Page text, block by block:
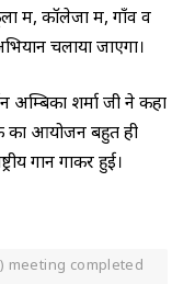
में, कॉलेजों में, गाँव व
चलाया जाएगा।
अम्बिका शर्मा जी ने कहा
का आयोजन बहुत ही
गान गाकर हुई।
meeting completed